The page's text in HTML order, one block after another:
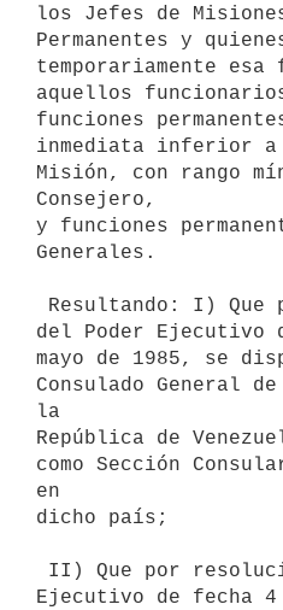
los Jefes de
Permanentes y
temporariamente
aquellos funcionarios
funciones
inmediata inferior a
Misión, con rango
Consejero,
y funciones
Generales.
del Poder Ejecutivo
mayo de 1985, se
Consulado General
la
República de
como Sección
en
dicho país;
Ejecutivo de fecha